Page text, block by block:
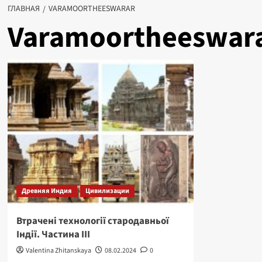
ГЛАВНАЯ VARAMOORTHEESWARAR
Древняя Индия Цивилизации
Втрачені технології стародавньої
Індії. Частина III
Valentina Zhitanskaya 08.02.2024
0